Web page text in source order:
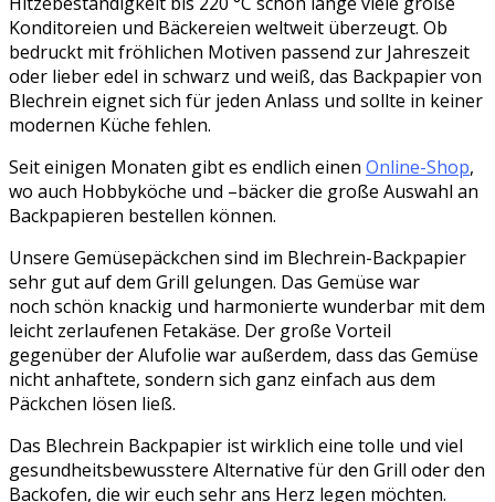
Konditoreien und Bäckereien weltweit überzeugt. Ob
bedruckt mit fröhlichen Motiven passend zur Jahreszeit
oder lieber edel in schwarz und weiß, das Backpapier von
Blechrein eignet sich für jeden Anlass und sollte in keiner
modernen Küche fehlen.
Seit einigen Monaten gibt es endlich einen Online-Shop,
wo auch Hobbyköche und –bäcker die große Auswahl an
Backpapieren bestellen können.
Unsere Gemüsepäckchen sind im Blechrein-Backpapier
sehr gut auf dem Grill gelungen. Das Gemüse war
noch schön knackig und harmonierte wunderbar mit dem
leicht zerlaufenen Fetakäse. Der große Vorteil
gegenüber der Alufolie war außerdem, dass das Gemüse
nicht anhaftete, sondern sich ganz einfach aus dem
Päckchen lösen ließ.
Das Blechrein Backpapier ist wirklich eine tolle und viel
gesundheitsbewusstere Alternative für den Grill oder den
Backofen, die wir euch sehr ans Herz legen möchten.